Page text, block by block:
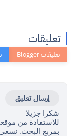
تعليقات
إرسال تعليق
شكرا جزيلا
للاستفادة من
بمربع البحث. نسعى